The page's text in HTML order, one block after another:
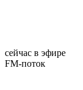
сейчас в эфире
FM-поток